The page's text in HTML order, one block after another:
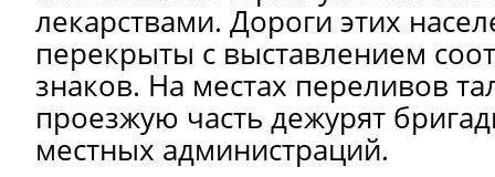
лекарствами. Дороги этих
перекрыты с выставлением
знаков. На местах переливов
проезжую часть дежурят
местных администраций.